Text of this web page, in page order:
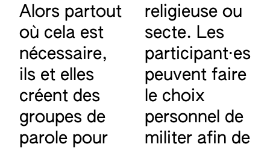
Alors partout
où cela est
nécessaire,
ils et elles
créent des
groupes de
parole pour
religieuse ou
secte. Les
participant·es
peuvent faire
le choix
personnel de
militer afin de